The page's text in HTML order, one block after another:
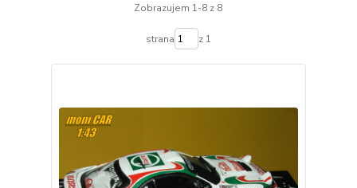
Zobrazujem 1-8 z 8
strana z 1